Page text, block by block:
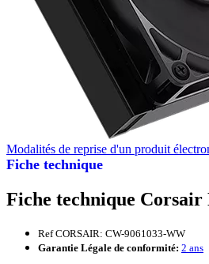
Fiche technique
Modalités de reprise d'un produit
Fiche technique
Ref CORSAIR: CW-9061033-WW
Garantie Légale de conformité: 2 ans